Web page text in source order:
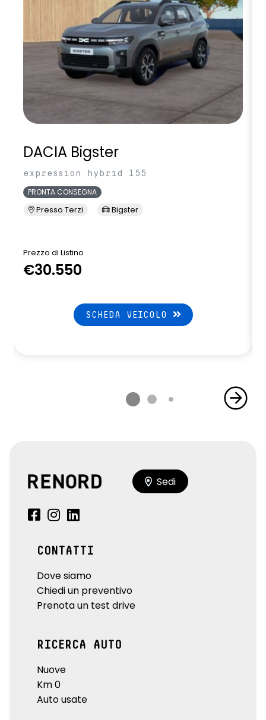
DACIA Bigster
expression hybrid 155
PRONTA CONSEGNA
Presso Terzi Bigster
Prezzo di Listino
€30.550
SCHEDA VEICOLO
Sedi
CONTATTI
Dove siamo
Chiedi un preventivo
Prenota un test drive
RICERCA AUTO
Nuove
Km 0
Auto usate